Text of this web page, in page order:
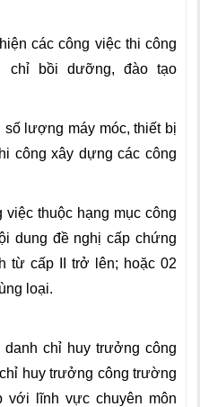
các công việc thi công
chỉ bồi dưỡng, đào tạo
lượng máy móc, thiết bị
công xây dựng các công
thuộc hạng mục công
dung đề nghị cấp chứng
từ cấp II trở lên; hoặc 02
loại.
chỉ huy trưởng công
huy trưởng công trường
với lĩnh vực chuyên môn